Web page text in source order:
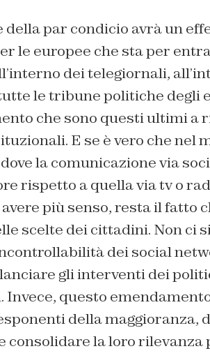
par condicio avrà un
le europee che sta per
dei telegiornali,
le tribune politiche degli
che sono questi ultimi a
E se è vero che nel
la comunicazione via
rispetto a quella via tv o
più senso, resta il fatto
scelte dei cittadini. Non ci
dei social
gli interventi dei
questo
della maggioranza,
consolidare la loro rilevanza